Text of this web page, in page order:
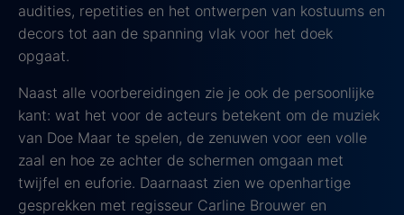
audities, repetities en het ontwerpen van kostuums en
decors tot aan de spanning vlak voor het doek
opgaat.
Naast alle voorbereidingen zie je ook de persoonlijke
kant: wat het voor de acteurs betekent om de muziek
van Doe Maar te spelen, de zenuwen voor een volle
zaal en hoe ze achter de schermen omgaan met
twijfel en euforie. Daarnaast zien we openhartige
gesprekken met regisseur Carline Brouwer en